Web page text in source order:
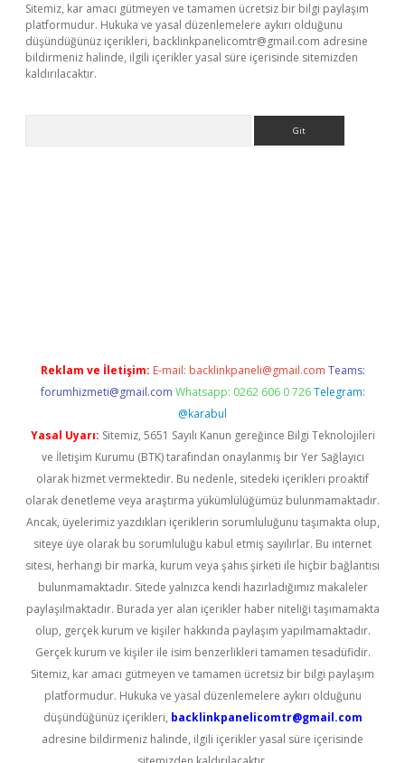
Sitemiz, kar amacı gütmeyen ve tamamen ücretsiz bir bilgi paylaşım
platformudur. Hukuka ve yasal düzenlemelere aykırı olduğunu
düşündüğünüz içerikleri, backlinkpanelicomtr@gmail.com adresine
bildirmeniz halinde, ilgili içerikler yasal süre içerisinde sitemizden
kaldırılacaktır.
Reklam ve İletişim: E-mail: backlinkpaneli@gmail.com Teams:
forumhizmeti@gmail.com Whatsapp: 0262 606 0 726 Telegram:
@karabul
Yasal Uyarı: Sitemiz, 5651 Sayılı Kanun gereğince Bilgi Teknolojileri
ve İletişim Kurumu (BTK) tarafından onaylanmış bir Yer Sağlayıcı
olarak hizmet vermektedir. Bu nedenle, sitedeki içerikleri proaktif
olarak denetleme veya araştırma yükümlülüğümüz bulunmamaktadır.
Ancak, üyelerimiz yazdıkları içeriklerin sorumluluğunu taşımakta olup,
siteye üye olarak bu sorumluluğu kabul etmiş sayılırlar. Bu internet
sitesi, herhangi bir marka, kurum veya şahıs şirketi ile hiçbir bağlantısı
bulunmamaktadır. Sitede yalnızca kendi hazırladığımız makaleler
paylaşılmaktadır. Burada yer alan içerikler haber niteliği taşımamakta
olup, gerçek kurum ve kişiler hakkında paylaşım yapılmamaktadır.
Gerçek kurum ve kişiler ile isim benzerlikleri tamamen tesadüfidir.
Sitemiz, kar amacı gütmeyen ve tamamen ücretsiz bir bilgi paylaşım
platformudur. Hukuka ve yasal düzenlemelere aykırı olduğunu
düşündüğünüz içerikleri, backlinkpanelicomtr@gmail.com
adresine bildirmeniz halinde, ilgili içerikler yasal süre içerisinde